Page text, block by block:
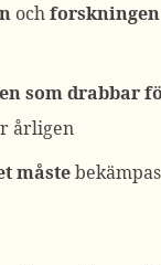
ochforskningen
som drabbar
årligen
måste